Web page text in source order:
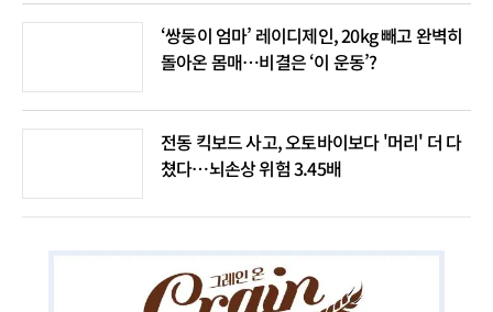
‘쌍둥이 엄마’ 레이디제인, 20kg 빼고 완벽히
돌아온 몸매…비결은 ‘이 운동’?
전동 킥보드 사고, 오토바이보다 '머리' 더 다
쳤다…뇌손상 위험 3.45배